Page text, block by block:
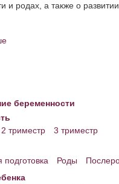
беременных
и родах, а также о
беременности
2 триместр
3 триместр
Роды